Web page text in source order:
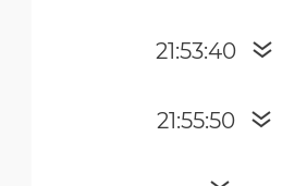
21:53:40
21:55:50